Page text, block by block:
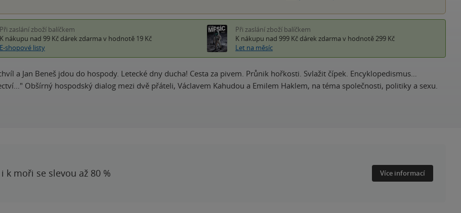
Při zaslání zboží balíčkem
K nákupu nad 99 Kč dárek zdarma v hodnotě 19 Kč
E-shopové listy
Při zaslání zboží balíčkem
K nákupu nad 999 Kč dárek zdarma v hodnotě 299 Kč
Let na měsíc
a Jan Beneš jdou do hospody. Letecké dny ducha! Cesta za pivem. Průnik hořkosti. Svlažit čípek. Encyklopedismus…
Obšírný hospodský dialog mezi dvě přáteli, Václavem Kahudou a Emilem Haklem, na téma společnosti, politiky a sexu.
k moři se slevou až 80 % Více informací